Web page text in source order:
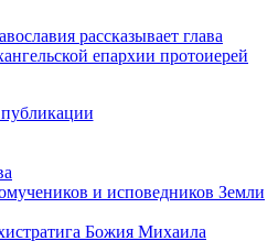
рассказывает глава
епархии протоиерей